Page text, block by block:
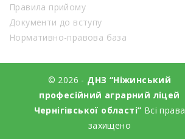
Правила прийому
Документи до вступу
Нормативно-правова база
© 2026 - ДНЗ “Ніжинський
професійний аграрний ліцей
Чернігівської області” Всі права
захищено